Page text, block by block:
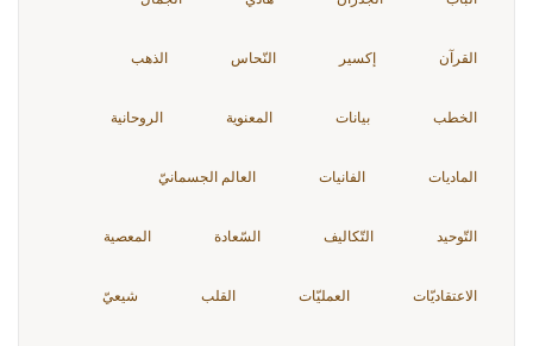
القرآن إكسير النّحاس الذهب
الخطب بيانات المعنوية الروحانية
الماديات الفانيات العالم الجسمانيّ
التّوحيد التّكاليف السّعادة المعصية
الاعتقاديّات العمليّات القلب شيعيّ